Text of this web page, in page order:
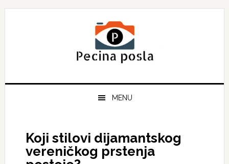
Skip
Skip
Skip
MENU
Koji stilovi dijamantskog
vereničkog prstenja